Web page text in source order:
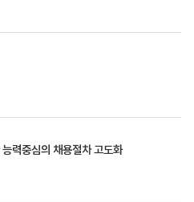
력중심의 채용절차 고도화